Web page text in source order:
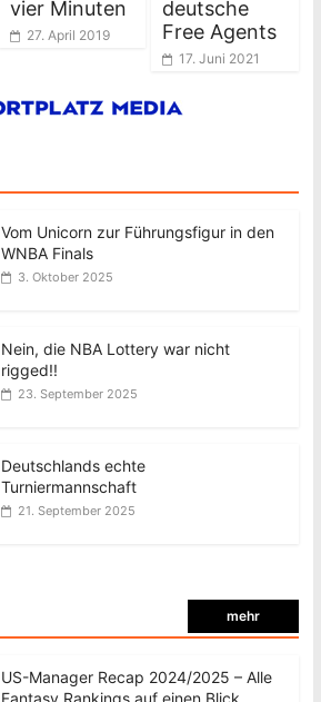
vier Minuten
27. April 2019
deutsche
Free Agents
17. Juni 2021
Vom Unicorn zur Führungsfigur in den
WNBA Finals
3. Oktober 2025
Nein, die NBA Lottery war nicht
rigged!!
23. September 2025
Deutschlands echte
Turniermannschaft
21. September 2025
mehr
US-Manager Recap 2024/2025 – Alle